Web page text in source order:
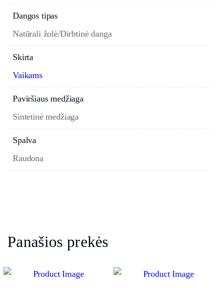
Dangos tipas
Natūrali žolė/Dirbtinė danga
Skirta
Vaikams
Paviršiaus medžiaga
Sintetinė medžiaga
Spalva
Raudona
Panašios prekės